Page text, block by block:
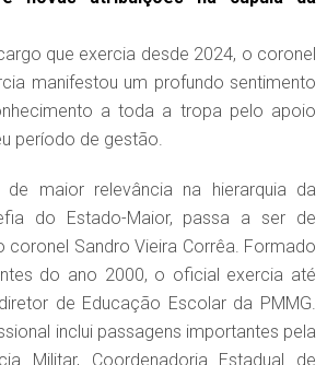
que exercia desde 2024, o coronel
manifestou um profundo sentimento
a toda a tropa pelo apoio
período de gestão.
maior relevância na hierarquia da
do Estado-Maior, passa a ser de
coronel Sandro Vieira Corrêa. Formado
do ano 2000, o oficial exercia até
de Educação Escolar da PMMG.
inclui passagens importantes pela
Militar, Coordenadoria Estadual de